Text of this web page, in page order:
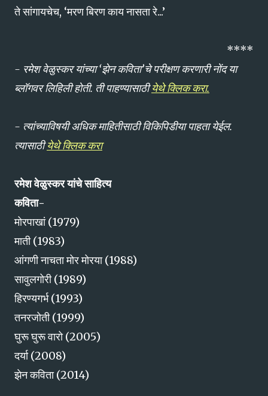
ते सांगायचेच, ‘मरण बिरण काय नासता रे...’
****
- रमेश वेळुस्कर यांच्या ‘झेन कविता’चे परीक्षण करणारी नोंद या
ब्लॉगवर लिहिली होती. ती पाहण्यासाठीयेथे क्लिक करा.
- त्यांच्याविषयी अधिक माहितीसाठी विकिपिडीया पाहता येईल.
त्यासाठीयेथे क्लिक करा
रमेश वेळुस्कर यांचे साहित्य
कविता-
मोरपाखां (1979)
माती (1983)
आंगणी नाचता मोर मोरया (1988)
सावुलगोरी (1989)
हिरण्यगर्भ (1993)
तनरजोती (1999)
घुरू घुरू वारो (2005)
दर्या (2008)
झेन कविता (2014)